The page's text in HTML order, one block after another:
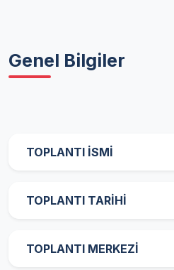
Genel Bilgiler
TOPLANTI İSMİ
TOPLANTI TARİHİ
TOPLANTI MERKEZİ